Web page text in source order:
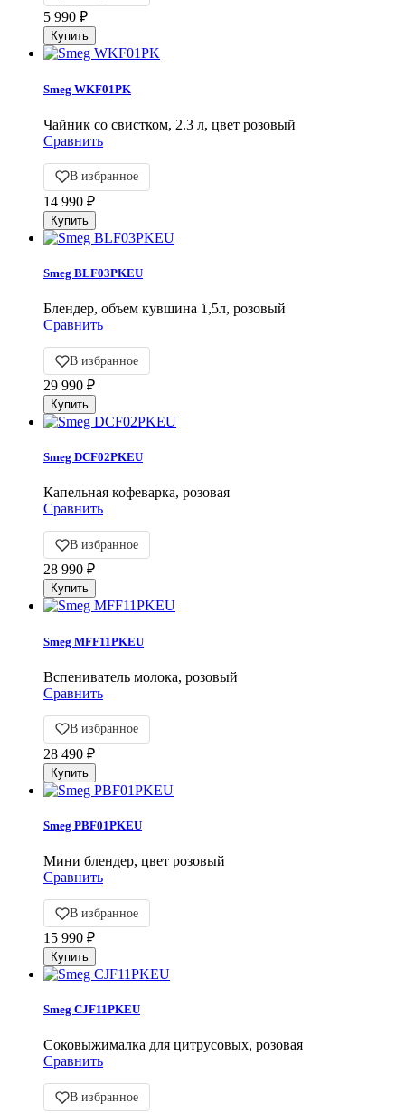
5 990 ₽
Smeg WKF01PK
Чайник со свистком, 2.3 л, цвет розовый
Сравнить
В избранное
14 990 ₽
Smeg BLF03PKEU
Блендер, объем кувшина 1,5л, розовый
Сравнить
В избранное
29 990 ₽
Smeg DCF02PKEU
Капельная кофеварка, розовая
Сравнить
В избранное
28 990 ₽
Smeg MFF11PKEU
Вспениватель молока, розовый
Сравнить
В избранное
28 490 ₽
Smeg PBF01PKEU
Мини блендер, цвет розовый
Сравнить
В избранное
15 990 ₽
Smeg CJF11PKEU
Соковыжималка для цитрусовых, розовая
Сравнить
В избранное